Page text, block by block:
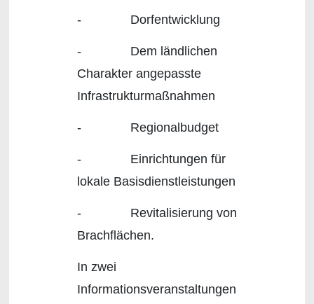
- Dorfentwicklung
- Dem ländlichen
Charakter angepasste
Infrastrukturmaßnahmen
- Regionalbudget
- Einrichtungen für
lokale Basisdienstleistungen
- Revitalisierung von
Brachflächen.
In zwei
Informationsveranstaltungen